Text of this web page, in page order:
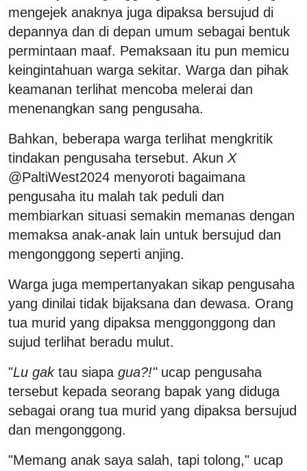
mengejek anaknya juga dipaksa bersujud di
depannya dan di depan umum sebagai bentuk
permintaan maaf. Pemaksaan itu pun memicu
keingintahuan warga sekitar. Warga dan pihak
keamanan terlihat mencoba melerai dan
menenangkan sang pengusaha.
Bahkan, beberapa warga terlihat mengkritik
tindakan pengusaha tersebut. Akun X
@PaltiWest2024 menyoroti bagaimana
pengusaha itu malah tak peduli dan
membiarkan situasi semakin memanas dengan
memaksa anak-anak lain untuk bersujud dan
mengonggong seperti anjing.
Warga juga mempertanyakan sikap pengusaha
yang dinilai tidak bijaksana dan dewasa. Orang
tua murid yang dipaksa menggonggong dan
sujud terlihat beradu mulut.
"Lu gaktau siapa gua?!"ucap pengusaha
tersebut kepada seorang bapak yang diduga
sebagai orang tua murid yang dipaksa bersujud
dan mengonggong.
"Memang anak saya salah, tapi tolong," ucap